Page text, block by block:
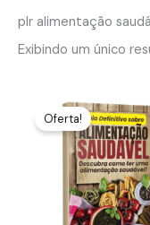
plr alimentação
Exibindo um único
Oferta!